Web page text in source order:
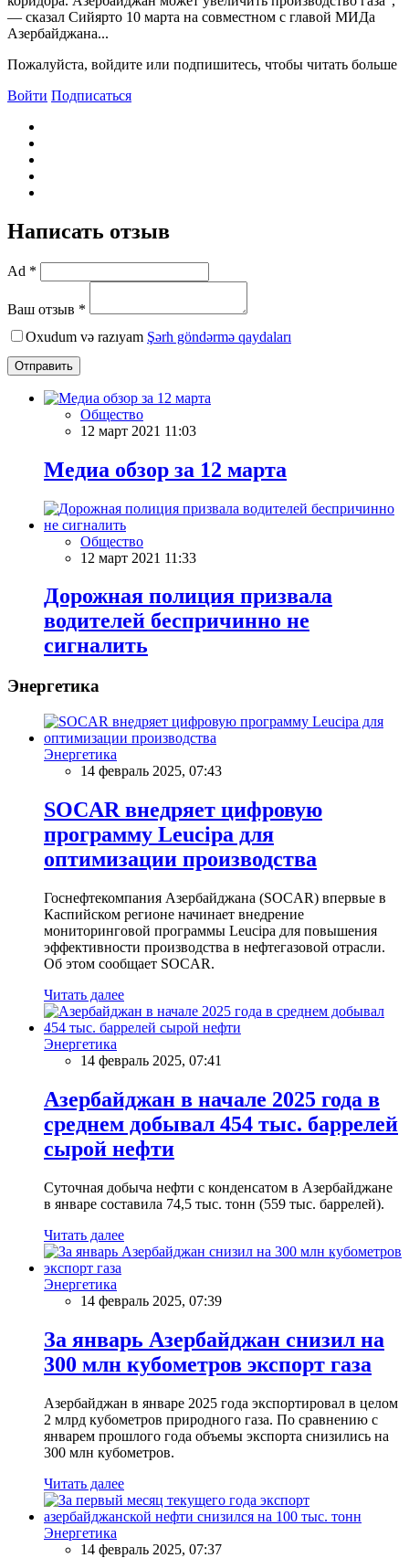
— сказал Сийярто 10 марта на совместном с главой МИДа
Азербайджана...
Пожалуйста, войдите или подпишитесь, чтобы читать больше
Войти Подписаться
Написать отзыв
Ad *
Ваш отзыв *
Oxudum və razıyam Şərh göndərmə qaydaları
Отправить
Общество
12 март 2021 11:03
Meдиа обзор за 12 марта
Общество
12 март 2021 11:33
Дорожная полиция призвала
водителей беспричинно не
сигналить
Энергетика
Энергетика
14 февраль 2025, 07:43
SOCAR внедряет цифровую
программу Leucipa для
оптимизации производства
Госнефтекомпания Азербайджана (SOCAR) впервые в
Каспийском регионе начинает внедрение
мониторинговой программы Leucipa для повышения
эффективности производства в нефтегазовой отрасли.
Об этом сообщает SOCAR.
Читать далее
Энергетика
14 февраль 2025, 07:41
Азербайджан в начале 2025 года в
среднем добывал 454 тыс. баррелей
сырой нефти
Суточная добыча нефти с конденсатом в Азербайджане
в январе составила 74,5 тыс. тонн (559 тыс. баррелей).
Читать далее
Энергетика
14 февраль 2025, 07:39
За январь Азербайджан снизил на
300 млн кубометров экспорт газа
Азербайджан в январе 2025 года экспортировал в целом
2 млрд кубометров природного газа. По сравнению с
январем прошлого года объемы экспорта снизились на
300 млн кубометров.
Читать далее
Энергетика
14 февраль 2025, 07:37